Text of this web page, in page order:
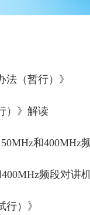
（暂行）》
）》解读
）》